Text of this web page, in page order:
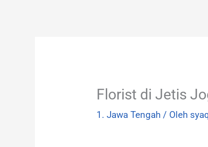
Florist di Jetis
1. Jawa Tengah/ Oleh